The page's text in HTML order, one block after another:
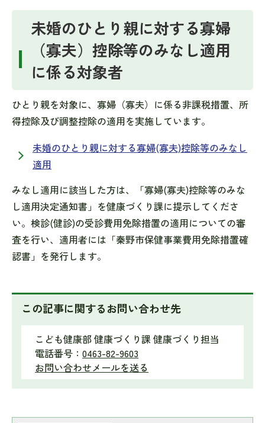
未婚のひとり親に対する寡婦
（寡夫）控除等のみなし適用
に係る対象者
ひとり親を対象に、寡婦（寡夫）に係る非課税措置、所
得控除及び調整控除の適用を実施しています。
未婚のひとり親に対する寡婦(寡夫)控除等のみなし
適用
みなし適用に該当した方は、「寡婦(寡夫)控除等のみな
し適用決定通知書」を健康づくり課に提示してくださ
い。検診(健診)の受診費用免除措置の適用についての審
査を行い、適用者には「秦野市保健事業費用免除措置確
認書」を発行します。
この記事に関するお問い合わせ先
こども健康部 健康づくり課 健康づくり担当
電話番号： 0463-82-9603
お問い合わせメールを送る